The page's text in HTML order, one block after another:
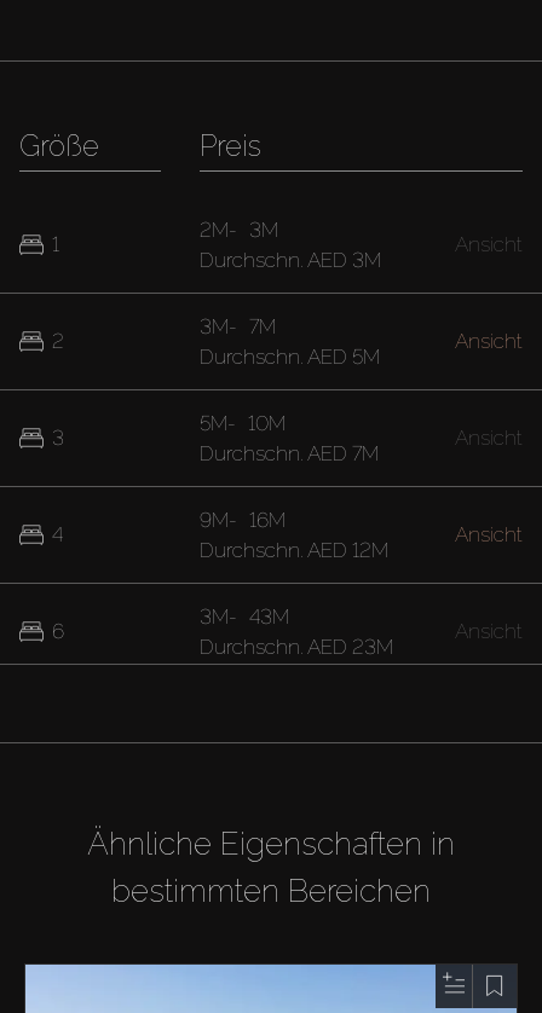
Größe
1
2
3
4
6
Preis
2M- 3M
Durchschn. AED 3M
Ansicht
3M- 7M
Durchschn. AED 5M
Ansicht
5M- 10M
Durchschn. AED 7M
Ansicht
9M- 16M
Durchschn. AED 12M
Ansicht
3M- 43M
Durchschn. AED 23M
Ansicht
Durchschn.AED 29M
Ähnliche Eigenschaften in
bestimmten Bereichen